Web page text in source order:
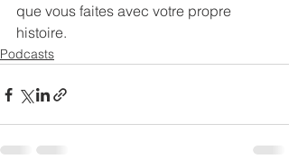
que vous faites avec votre propre
histoire.
Podcasts